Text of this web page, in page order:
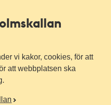
vi kakor, cookies, för att
att webbplatsen ska